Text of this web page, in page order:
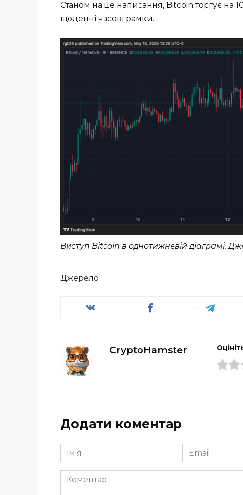
Станом на це написання, Bitcoin торгує на
щоденні часові рамки.
Виступ Bitcoin в однотижневій діаграмі.
Джерело
CryptoHamster
Додати коментар
Ім'я
*
Email
*
Коментар